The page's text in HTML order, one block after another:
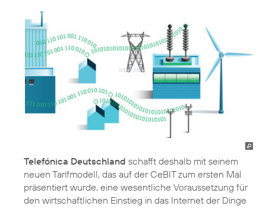
Telefónica Deutschland schafft deshalb mit seinem
neuen Tarifmodell, das auf der CeBIT zum ersten Mal
präsentiert wurde, eine wesentliche Voraussetzung für
den wirtschaftlichen Einstieg in das Internet der Dinge